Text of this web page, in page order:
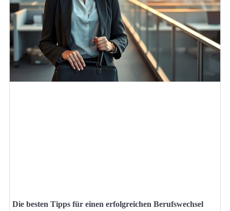
Die besten Tipps für einen erfolgreichen Berufswechsel